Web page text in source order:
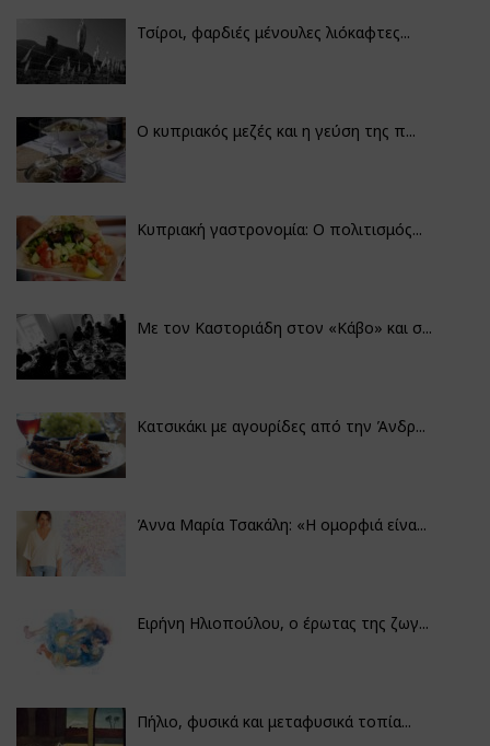
Τσίροι, φαρδιές μένουλες λιόκαφτες...
Ο κυπριακός μεζές και η γεύση της π...
Κυπριακή γαστρονομία: Ο πολιτισμός...
Με τον Καστοριάδη στον «Κάβο» και σ...
Κατσικάκι με αγουρίδες από την Άνδρ...
Άννα Μαρία Τσακάλη: «Η ομορφιά είνα...
Ειρήνη Ηλιοπούλου, ο έρωτας της ζωγ...
Πήλιο, φυσικά και μεταφυσικά τοπία...